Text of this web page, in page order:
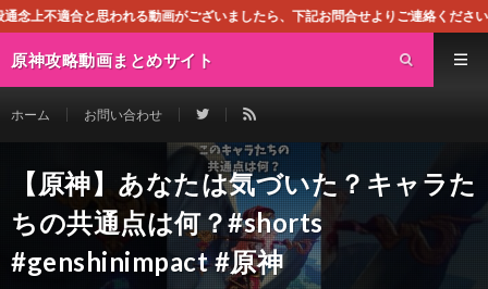
る動画がございましたら、下記お問合せよりご連絡ください。即刻対処さ
原神攻略動画まとめサイト
ホーム お問い合わせ
【原神】あなたは気づいた？キャラた
ちの共通点は何？#shorts
#genshinimpact #原神